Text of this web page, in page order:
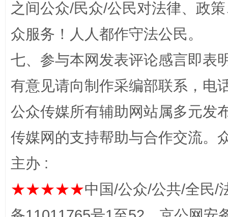
网上购药对药下症？
这是一记警钟！ 谢
之间公众/民众/公民对法律、政
众服务！人人都作守法公民。
七、参与本网发表评论感言即表
有意见请向制作采编部联系，电
公众传媒所有辅助网站属多元发
传媒网的支持帮助与合作交流。
主办 :
★★★★★中国/公众/公共/全民/